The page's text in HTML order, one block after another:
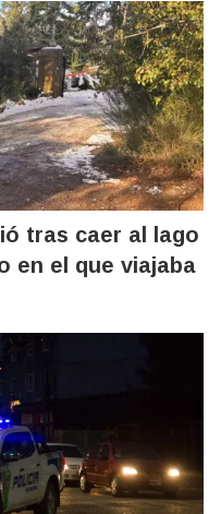
tras caer al lago
en el que viajaba